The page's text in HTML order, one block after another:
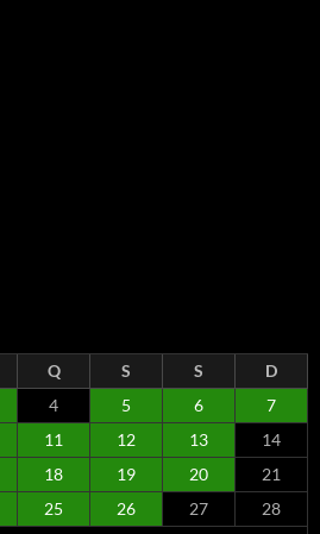
Q S S
D
4 5 6
7
11 12 13
14
18 19 20
21
25 26 27
28